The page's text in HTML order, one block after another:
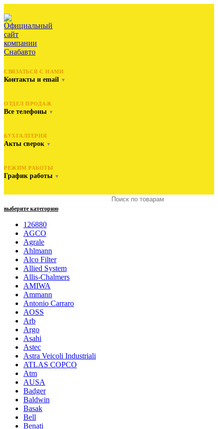
СВЯЗАТЬСЯ С НАМИ
Контакты и email ▼
ОТДЕЛ ПРОДАЖ
Все телефоны ▼
БУХГАЛТЕРИЯ
Акты сверок ▼
РЕЖИМ РАБОТЫ
График работы ▼
выберите категорию
126880
AGCO
Agrale
Ahlmann
Alco Filter
Allied System
Allis-Chalmers
AMIWA
Ammann
Antonio Carraro
AOSS
Arb
Argo
Asahi
Astec
Astra Veicoli Industriali
ATLAS COPCO
Atm
AUSA
Badger
Baldwin
Basak
Bell
Benati